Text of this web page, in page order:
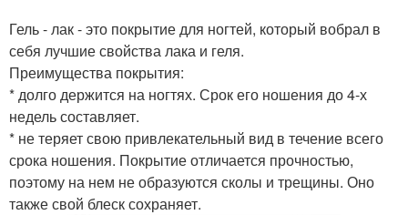
Гель - лак - это покрытие для ногтей, который вобрал в
себя лучшие свойства лака и геля.
Преимущества покрытия:
* долго держится на ногтях. Срок его ношения до 4-х
недель составляет.
* не теряет свою привлекательный вид в течение всего
срока ношения. Покрытие отличается прочностью,
поэтому на нем не образуются сколы и трещины. Оно
также свой блеск сохраняет.